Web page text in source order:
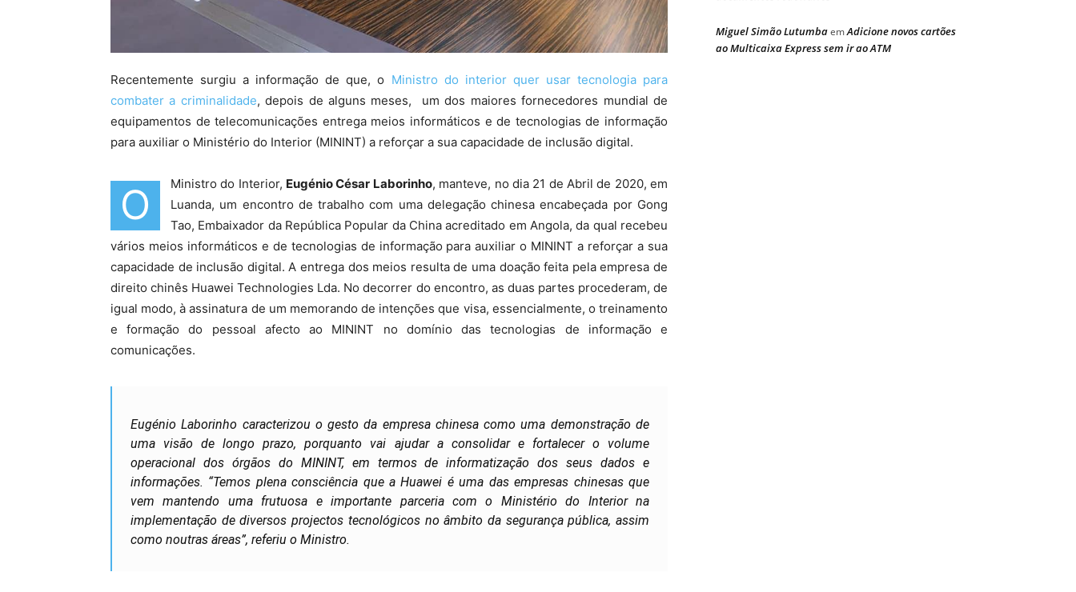
Recentemente surgiu a informação de que, o Ministro do interior quer usar tecnologia para
combater a criminalidade, depois de alguns meses, um dos maiores fornecedores mundial de
equipamentos de telecomunicações entrega meios informáticos e de tecnologias de informação
para auxiliar o Ministério do Interior (MININT) a reforçar a sua capacidade de inclusão digital.
O Ministro do Interior, Eugénio César Laborinho, manteve, no dia 21 de Abril de 2020, em
Luanda, um encontro de trabalho com uma delegação chinesa encabeçada por Gong
Tao, Embaixador da República Popular da China acreditado em Angola, da qual recebeu
vários meios informáticos e de tecnologias de informação para auxiliar o MININT a reforçar a sua
capacidade de inclusão digital. A entrega dos meios resulta de uma doação feita pela empresa de
direito chinês Huawei Technologies Lda. No decorrer do encontro, as duas partes procederam, de
igual modo, à assinatura de um memorando de intenções que visa, essencialmente, o treinamento
e formação do pessoal afecto ao MININT no domínio das tecnologias de informação e
comunicações.
Eugénio Laborinho caracterizou o gesto da empresa chinesa como uma demonstração de
uma visão de longo prazo, porquanto vai ajudar a consolidar e fortalecer o volume
operacional dos órgãos do MININT, em termos de informatização dos seus dados e
informações. “Temos plena consciência que a Huawei é uma das empresas chinesas que
vem mantendo uma frutuosa e importante parceria com o Ministério do Interior na
implementação de diversos projectos tecnológicos no âmbito da segurança pública, assim
como noutras áreas”, referiu o Ministro.
Miguel Simão LutumbaemAdicione novos cartões
ao Multicaixa Express sem ir ao ATM